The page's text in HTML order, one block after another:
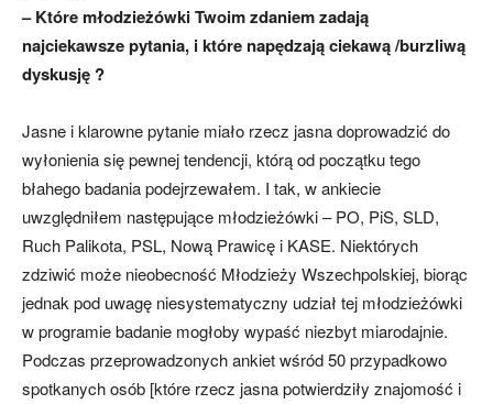
– Które młodzieżówki Twoim zdaniem zadają
najciekawsze pytania, i które napędzają ciekawą /burzliwą
dyskusję ?
Jasne i klarowne pytanie miało rzecz jasna doprowadzić do
wyłonienia się pewnej tendencji, którą od początku tego
błahego badania podejrzewałem. I tak, w ankiecie
uwzględniłem następujące młodzieżówki – PO, PiS, SLD,
Ruch Palikota, PSL, Nową Prawicę i KASE. Niektórych
zdziwić może nieobecność Młodzieży Wszechpolskiej, biorąc
jednak pod uwagę niesystematyczny udział tej młodzieżówki
w programie badanie mogłoby wypaść niezbyt miarodajnie.
Podczas przeprowadzonych ankiet wśród 50 przypadkowo
spotkanych osób [które rzecz jasna potwierdziły znajomość i